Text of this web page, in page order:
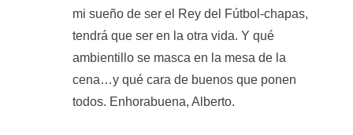
mi sueño de ser el Rey del Fútbol-chapas,
tendrá que ser en la otra vida. Y qué
ambientillo se masca en la mesa de la
cena…y qué cara de buenos que ponen
todos. Enhorabuena, Alberto.